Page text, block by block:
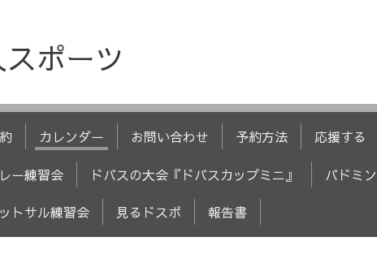
ポーツ
カレンダー お問い合わせ 予約方法 応援する
ー練習会 ドバスの大会『ドバスカップミニ』 バドミ
トサル練習会 見るドスポ 報告書